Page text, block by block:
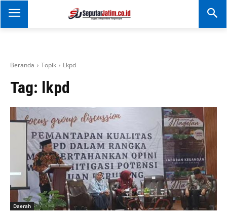
SEPUTAR JATIM
Portal Informasi Dan
Beranda Topik Lkpd
Tag: lkpd
Daerah